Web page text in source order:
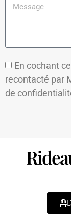
En cochant
recontacté par
de